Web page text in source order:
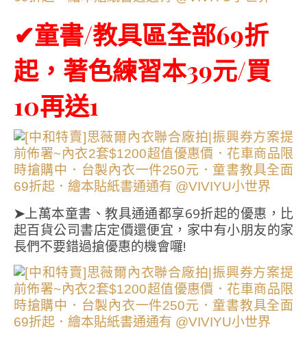
✔童書/教具區全部69折
起，著色練習本39元/買
10再送1
➤上萬本童書、教具通通都享69折起的優惠，比
起百貨公司書店定價還便宜，家中有小朋友的家
長們不要錯過搶優惠的機會囉!